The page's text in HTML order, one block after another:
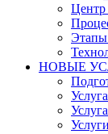
Центр
Этапы
НОВЫЕ